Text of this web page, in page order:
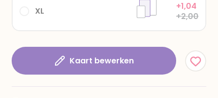
XL
+1,04
+2,00
Kaart bewerken